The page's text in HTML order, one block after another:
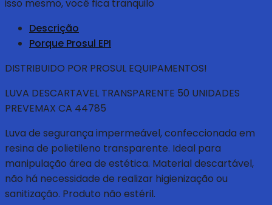
isso mesmo, você fica tranquilo
Descrição
Porque Prosul EPI
DISTRIBUIDO POR PROSUL EQUIPAMENTOS!
LUVA DESCARTAVEL TRANSPARENTE 50 UNIDADES
PREVEMAX CA 44785
Luva de segurança impermeável, confeccionada em
resina de polietileno transparente. Ideal para
manipulação área de estética. Material descartável,
não há necessidade de realizar higienização ou
sanitização. Produto não estéril.